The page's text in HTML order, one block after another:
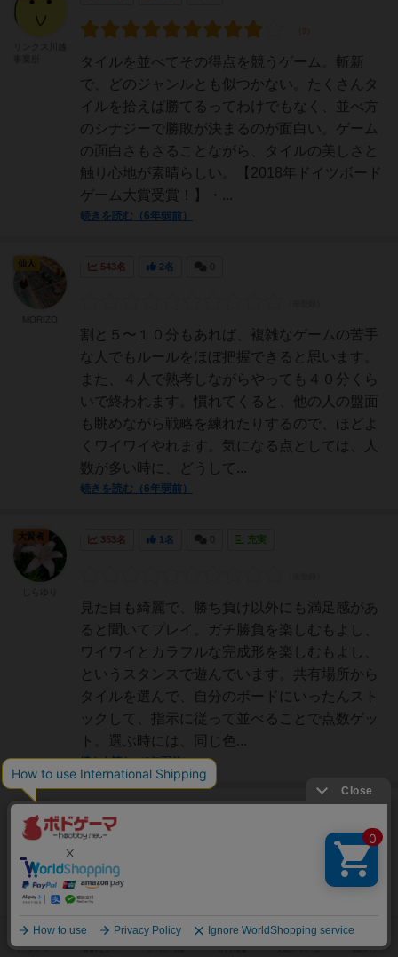
タイルを並べてその得点を競うゲーム。斬新
で、どのジャンルとも似つかない。たくさんタ
イルを拾えば勝てるってわけでもなく、並べ方
のシナジーで勝敗が決まるのが面白い。ゲーム
の面白さもさることながら、タイルの美しさと
触り心地が素晴らしい。【2018年ドイツボード
ゲーム大賞受賞！】・...
続きを読む（6年弱前）
543名 2名
割と５〜１０分もあれば、複雑なゲームの苦手
な人でもルールをほぼ把握できると思います。
また、４人で熟考しながらやっても４０分くら
いで終われます。慣れてくると、他の人の盤面
も眺めながら戦略を練れたりするので、ほどよ
くワイワイやれます。気になる点としては、人
数が多い時に、どうして...
続きを読む（6年弱前）
仙人
353名 1名 充実
見た目も綺麗で、勝ち負け以外にも満足感があ
ると聞いてプレイ。ガチ勝負を楽しむもよし、
ワイワイとカラフルな完成形を楽しむもよし、
というスタンスで遊んでいます。共有場所から
タイルを選んで、自分のボードにいったんスト
ックして、指示に従って並べることで点数ゲッ
ト。選ぶ時には、同じ色...
続きを読む（6年弱前）
大賢者
色鮮やかなほんわかパズルゲームの雰囲気です
が、実際は相手の邪魔をしたり、先を読んでほ
しい色のタイルを取っておいたりと、戦略性が
かなり求められるゲームです。見た目にも綺麗
まさ